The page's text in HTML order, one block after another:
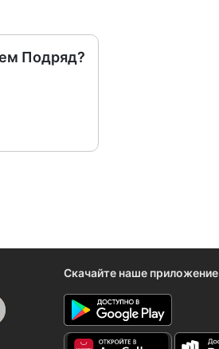
Подряд?
Скачайте наше приложение